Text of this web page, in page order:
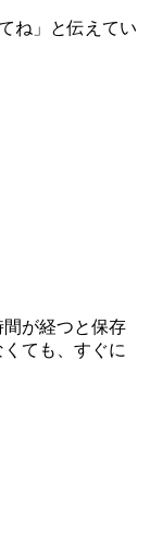
ね」と伝えてい
が経つと保存
ても、すぐに